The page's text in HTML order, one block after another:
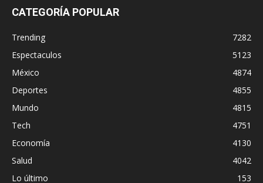
CATEGORÍA POPULAR
Trending
7282
Espectaculos
5123
México
4874
Deportes
4855
Mundo
4815
Tech
4751
Economía
4130
Salud
4042
Lo último
153